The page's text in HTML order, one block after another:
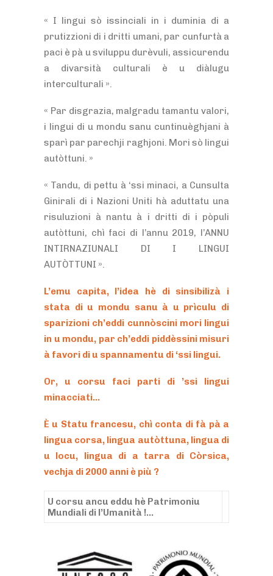
« I lingui sò issinciali in i duminia di a
prutizzioni di i dritti umani, par cunfurtà a
paci è pà u sviluppu durèvuli, assicurendu
a divarsità culturali è u diàlugu
interculturali ».
« Par disgrazia, malgradu tamantu valori,
i lingui di u mondu sanu cuntinuèghjani à
sparì par parechji raghjoni. Mori sò lingui
autòttuni. »
« Tandu, di pettu à ‘ssi minaci, a Cunsulta
Ginirali di i Nazioni Uniti hà aduttatu una
risuluzioni à nantu à i dritti di i pòpuli
autòttuni, chì faci di l’annu 2019, l’ANNU
INTIRNAZIUNALI DI I LINGUI
AUTÒTTUNI ».
L’emu capita, l’idea hè di sinsibilizà i
stata di u mondu sanu à u prìculu di
sparizioni ch’eddi cunnòscini mori lingui
in u mondu, par ch’eddi piddèssini misuri
à favori di u spannamentu di ‘ssi lingui.
Or, u corsu faci parti di ’ssi lingui
minacciati…
È u Statu francesu, chì conta di fà pà a
lingua corsa, lingua autòttuna, lingua di
u locu, lingua di a tarra di Còrsica,
vechja di 2000 anni è più ?
U corsu ancu eddu hè Patrimoniu
Mundiali di l’Umanità !…